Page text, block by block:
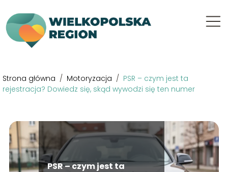
Strona główna / Motoryzacja / PSR – czym jest ta
rejestracja? Dowiedz się, skąd wywodzi się ten numer
PSR – czym jest ta